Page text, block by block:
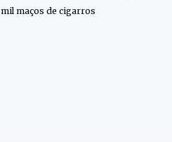
mil maços de cigarros